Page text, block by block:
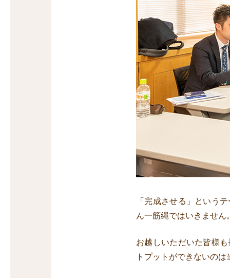
「完成させる」という
ん一筋縄ではいきません
お越しいただいた皆様
トプットができないのは